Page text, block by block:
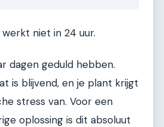
niet in 24 uur.
dagen geduld hebben.
is blijvend, en je plant krijgt
stress van. Voor een
oplossing is dit absoluut